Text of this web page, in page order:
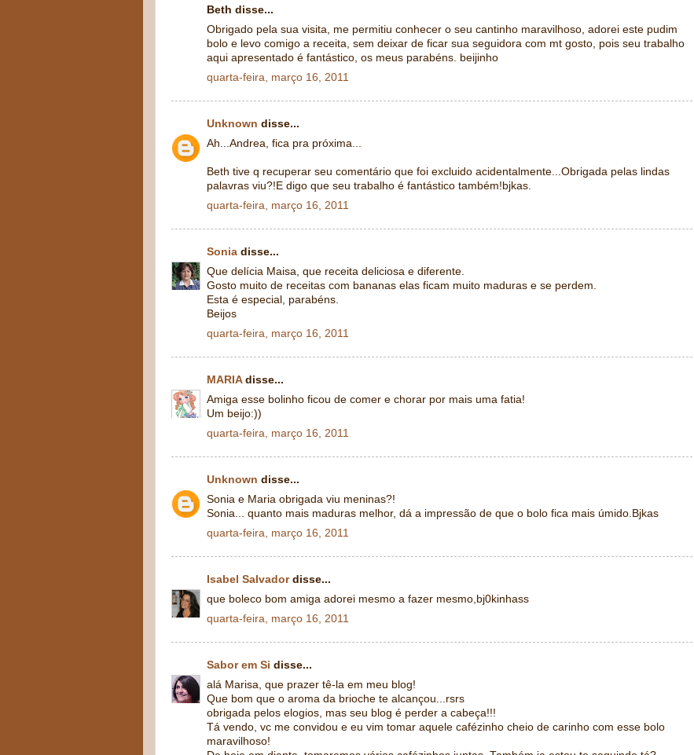
Beth disse...
Obrigado pela sua visita, me permitiu conhecer o seu cantinho maravilhoso, adorei este pudim
bolo e levo comigo a receita, sem deixar de ficar sua seguidora com mt gosto, pois seu trabalho
aqui apresentado é fantástico, os meus parabéns. beijinho
quarta-feira, março 16, 2011
Unknown disse...
Ah...Andrea, fica pra próxima...
Beth tive q recuperar seu comentário que foi excluido acidentalmente...Obrigada pelas lindas
palavras viu?!E digo que seu trabalho é fantástico também!bjkas.
quarta-feira, março 16, 2011
Sonia disse...
Que delícia Maisa, que receita deliciosa e diferente.
Gosto muito de receitas com bananas elas ficam muito maduras e se perdem.
Esta é especial, parabéns.
Beijos
quarta-feira, março 16, 2011
MARIAdisse...
Amiga esse bolinho ficou de comer e chorar por mais uma fatia!
Um beijo:))
quarta-feira, março 16, 2011
Unknown disse...
Sonia e Maria obrigada viu meninas?!
Sonia... quanto mais maduras melhor, dá a impressão de que o bolo fica mais úmido.Bjkas
quarta-feira, março 16, 2011
Isabel Salvadordisse...
que boleco bom amiga adorei mesmo a fazer mesmo,bj0kinhass
quarta-feira, março 16, 2011
Sabor em Si disse...
alá Marisa, que prazer tê-la em meu blog!
Que bom que o aroma da brioche te alcançou...rsrs
obrigada pelos elogios, mas seu blog é perder a cabeça!!!
Tá vendo, vc me convidou e eu vim tomar aquele cafézinho cheio de carinho com esse bolo
maravilhoso!